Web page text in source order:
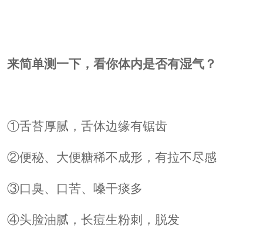
来简单测一下，看你体内是否有湿气？
①舌苔厚腻，舌体边缘有锯齿
②便秘、大便糖稀不成形，有拉不尽感
③口臭、口苦、嗓干痰多
④头脸油腻，长痘生粉刺，脱发